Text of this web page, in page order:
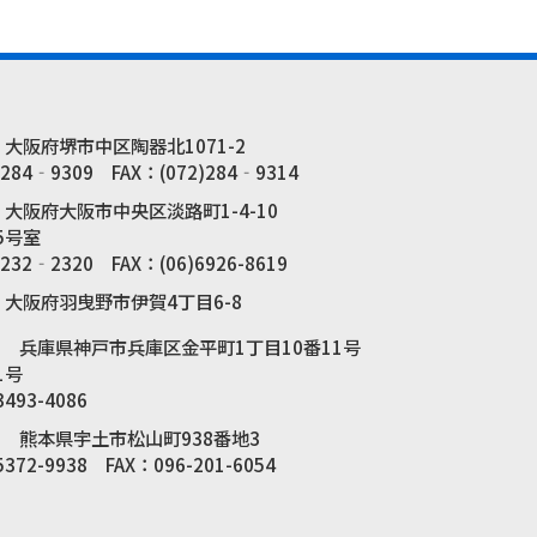
阪府堺市中区陶器北1071-2
FAX：(072)284‐9314
阪府大阪市中央区淡路町1-4-10
室
FAX：(06)6926-8619
阪府羽曳野市伊賀4丁目6-8
庫県神戸市兵庫区金平町1丁目10番11号
4086
本県宇土市松山町938番地3
9938 FAX：096-201-6054